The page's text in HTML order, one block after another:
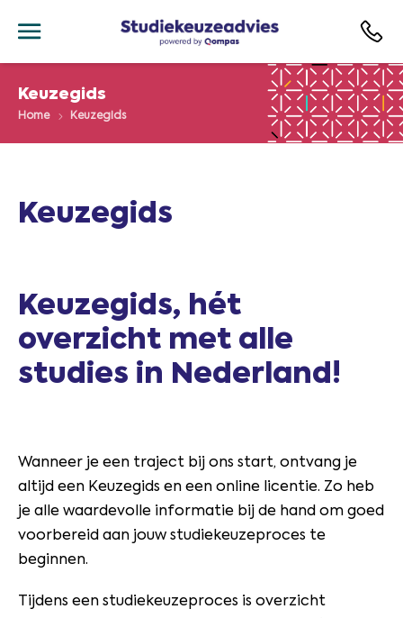
Keuzegids
Home Keuzegids
Keuzegids
Keuzegids, hét
overzicht met alle
studies in Nederland!
Wanneer je een traject bij ons start, ontvang je
altijd een Keuzegids en een online licentie. Zo heb
je alle waardevolle informatie bij de hand om goed
voorbereid aan jouw studiekeuzeproces te
beginnen.
Tijdens een studiekeuzeproces is overzicht